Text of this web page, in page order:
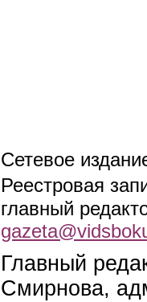
Сетевое
Реестровая
главный
Главный
Смирнова,